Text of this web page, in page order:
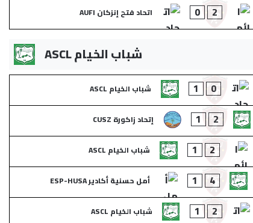
2
0 اتحاد فتح إنزكان AUFI
شباب الخيام ASCL
0
1
شباب الخيام ASCL
2
1
إتحاد زاكورة CUSZ
2
1
شباب الخيام ASCL
4
1
أمل حسنية أكادير ESP-HUSA
2
1 شباب الخيام ASCL